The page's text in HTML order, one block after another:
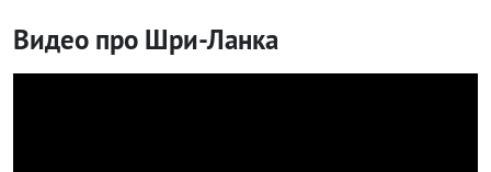
Видео про Шри-Ланка